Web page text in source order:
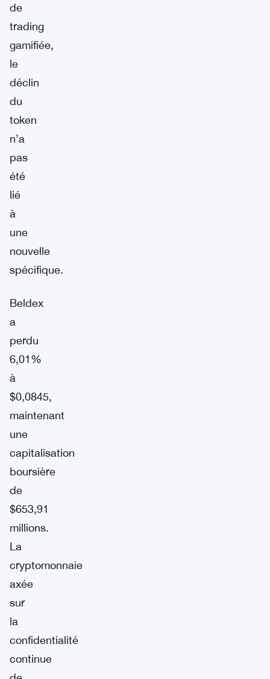
de
trading
gamifiée,
le
déclin
du
token
n’a
pas
été
lié
à
une
nouvelle
spécifique.
Beldex
a
perdu
6,01%
à
$0,0845,
maintenant
une
capitalisation
boursière
de
$653,91
millions.
La
cryptomonnaie
axée
sur
la
confidentialité
continue